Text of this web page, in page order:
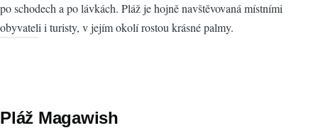
po schodech a po lávkách. Pláž je hojně navštěvovaná místními
obyvateli i turisty, v jejím okolí rostou krásné palmy.
Pláž Magawish